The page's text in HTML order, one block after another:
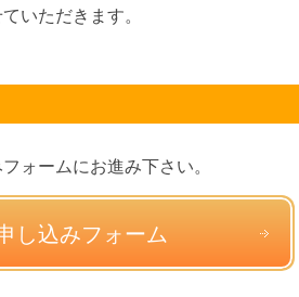
いただきます。
ォームにお進み下さい。
し込みフォーム